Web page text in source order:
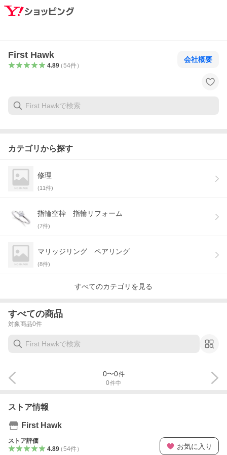
First Hawk
4.89（54件）
会社概要
カテゴリから探す
修理
(11件)
指輪空枠 指輪リフォーム
(7件)
マリッジリング ペアリング
(8件)
すべてのカテゴリを見る
すべての商品
対象商品0件
0件中
0〜0件
ストア情報
First Hawk
ストア評価
4.89（54件） お気に入り